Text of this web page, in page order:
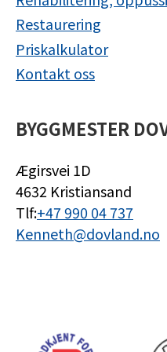
Restaurering
Priskalkulator
Kontakt oss
BYGGMESTER
Ægirsvei 1D
4632 Kristiansand
Tlf:+47 990 04 737
Kenneth@dovland.no